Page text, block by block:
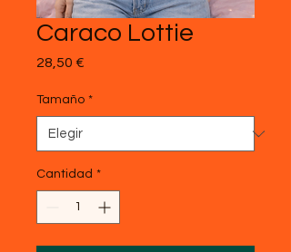
Caraco Lottie
28,50 €
Tamaño *
Cantidad *